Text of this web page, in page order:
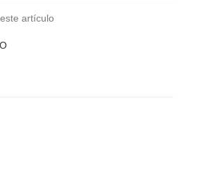
artículo